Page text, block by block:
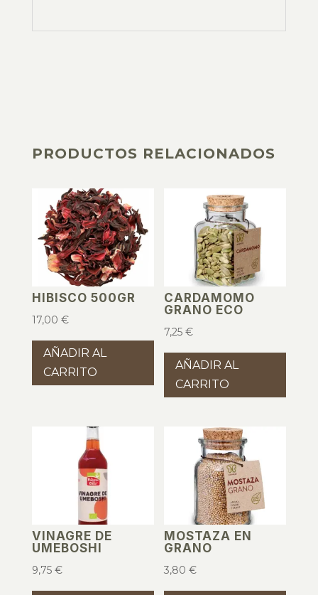
PRODUCTOS RELACIONADOS
HIBISCO 500GR
17,00 €
AÑADIR AL
CARRITO
CARDAMOMO
GRANO ECO
7,25€
AÑADIR AL
CARRITO
VINAGRE DE
UMEBOSHI
9,75 €
MOSTAZA EN
GRANO
3,80€